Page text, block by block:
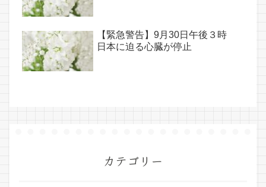
【緊急警告】9月30日午後３時
日本に迫る心臓が停止
カテゴリー